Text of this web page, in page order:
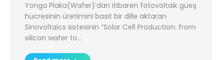
Yonga Plaka(Wafer)’dan itibaren fotovoltaik güeş
hücresinin üretimini basit bir dille aktaran
Sinovoltaics sistesinin “Solar Cell Production: from
silicon wafer to…